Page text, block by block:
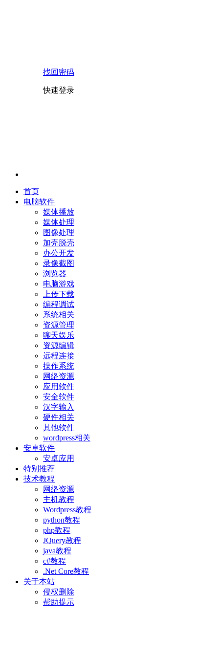
找回密码
快速登录
首页
电脑软件
媒体播放
媒体处理
图像处理
加壳脱壳
办公开发
录像截图
浏览器
电脑游戏
上传下载
编程调试
系统相关
资源管理
聊天娱乐
资源编辑
远程连接
操作系统
网络资源
应用软件
安全软件
汉字输入
硬件相关
其他软件
wordpress相关
安卓软件
安卓应用
特别推荐
技术教程
网络资源
主机教程
Wordpress教程
python教程
php教程
JQuery教程
java教程
c#教程
.Net Core教程
关于本站
侵权删除
帮助提示